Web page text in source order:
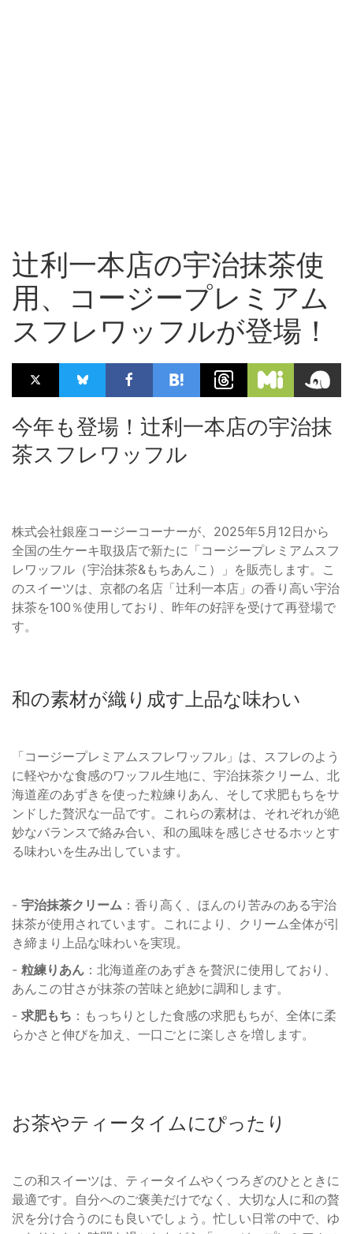
辻利一本店の宇治抹茶使
用、コージープレミアム
スフレワッフルが登場！
今年も登場！辻利一本店の宇治抹
茶スフレワッフル
株式会社銀座コージーコーナーが、2025年5月12日から
全国の生ケーキ取扱店で新たに「コージープレミアムスフ
レワッフル（宇治抹茶&もちあんこ）」を販売します。こ
のスイーツは、京都の名店「辻利一本店」の香り高い宇治
抹茶を100％使用しており、昨年の好評を受けて再登場で
す。
和の素材が織り成す上品な味わい
「コージープレミアムスフレワッフル」は、スフレのよう
に軽やかな食感のワッフル生地に、宇治抹茶クリーム、北
海道産のあずきを使った粒練りあん、そして求肥もちをサ
ンドした贅沢な一品です。これらの素材は、それぞれが絶
妙なバランスで絡み合い、和の風味を感じさせるホッとす
る味わいを生み出しています。
- 宇治抹茶クリーム ：香り高く、ほんのり苦みのある宇治
抹茶が使用されています。これにより、クリーム全体が引
き締まり上品な味わいを実現。
- 粒練りあん ：北海道産のあずきを贅沢に使用しており、
あんこの甘さが抹茶の苦味と絶妙に調和します。
- 求肥もち ：もっちりとした食感の求肥もちが、全体に柔
らかさと伸びを加え、一口ごとに楽しさを増します。
お茶やティータイムにぴったり
この和スイーツは、ティータイムやくつろぎのひとときに
最適です。自分へのご褒美だけでなく、大切な人に和の贅
沢を分け合うのにも良いでしょう。忙しい日常の中で、ゆ